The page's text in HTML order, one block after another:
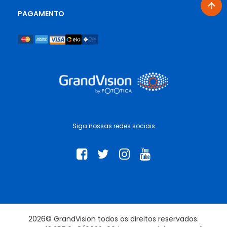
traz o toque artesanal
e atemporal da marca italiana.
encantam quem busca um estilo jovem e versátil. Já os
Escolhendo o óculos de sol
A forma do rosto influencia diretamente a harmonia do
bem, então que tal apostar em um óculos de sol gatinho?
Para os rostos quadrados, as linhas arredondadas suavizam
Modelos como o óculos de sol masculino polarizado,
Siga nossas redes sociais
PAGAMENTO
2026© GrandVision todos os direitos reservados.